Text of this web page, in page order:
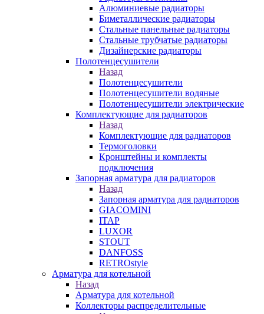
Алюминиевые радиаторы
Биметаллические радиаторы
Стальные панельные радиаторы
Стальные трубчатые радиаторы
Дизайнерские радиаторы
Полотенцесушители
Назад
Полотенцесушители
Полотенцесушители водяные
Полотенцесушители электрические
Комплектующие для радиаторов
Назад
Комплектующие для радиаторов
Термоголовки
Кронштейны и комплекты
подключения
Запорная арматура для радиаторов
Назад
Запорная арматура для радиаторов
GIACOMINI
ITAP
LUXOR
STOUT
DANFOSS
RETROstyle
Арматура для котельной
Назад
Арматура для котельной
Коллекторы распределительные